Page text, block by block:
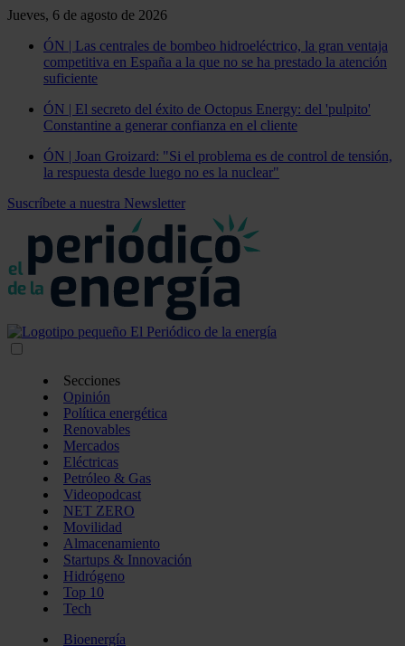
Jueves, 6 de agosto de 2026
ÓN | Las centrales de bombeo hidroeléctrico, la gran ventaja
competitiva en España a la que no se ha prestado la atención
suficiente
ÓN | El secreto del éxito de Octopus Energy: del 'pulpito'
Constantine a generar confianza en el cliente
ÓN | Joan Groizard: "Si el problema es de control de tensión,
la respuesta desde luego no es la nuclear"
Suscríbete a nuestra Newsletter
Secciones
Opinión
Política energética
Renovables
Mercados
Eléctricas
Petróleo & Gas
Videopodcast
NET ZERO
Movilidad
Almacenamiento
Startups & Innovación
Hidrógeno
Top 10
Tech
Bioenergía